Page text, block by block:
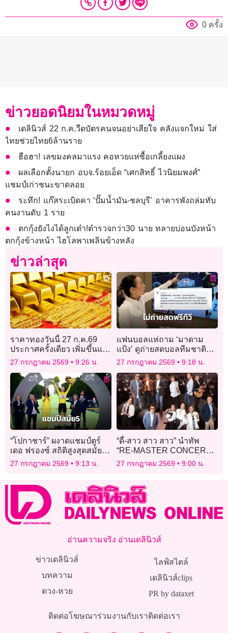
0 ครั้ง
ข่าวยอดนิยมในหมวดหมู่
เดลินิวส์ 22 ก.ค.วืดบัตรคนจนอย่าเสียใจ คลังแจกใหม่ ใส่
ไทยช่วยไทย6ล้านราย
ฮือฮา! เลขมงคลมาแรง คอหวยแห่ซื้อเกลี้ยงแผง
ผลเลือกตั้งนายก อบจ.ร้อยเอ็ด “เศกสิทธิ์ ไวนิยมพงศ์”
แชมป์เก่าชนะขาดลอย
ระทึก! แก๊สระเบิดคา ‘ปั๊มน้ำมัน-ชลบุรี’ อาคารพังถล่มทับ
คนงานดับ 1 ราย
ตกกุ้งยังไงได้ลูกเต๋า!ตำรวจกว่า30 นาย ทลายบ่อนบังหน้า
ตกกุ้งข้างหน้า ไฮโลพาเพลินข้างหลัง
ข่าวล่าสุด
ราคาทองวันนี้ 27 ก.ค.69
ประกาศครั้งเดียว เพิ่มขึ้นแรง
350 บาท
27 กรกฎาคม 2569 9:26 น.
แฟนบอลแห่ถาม ‘มาดาม
แป้ง’ ดูถ่ายสดบอลทีมชาติ
ไทยต้องเสียเงิน ก่อน ‘นายก
หญิง’ มาตอบ
27 กรกฎาคม 2569 9:18 น.
“โปกาชาร์” ผงาดแชมป์ตูร์
เดอ ฟรองซ์ สถิติสูงสุดสมัยที่
5
27 กรกฎาคม 2569 9:13 น.
“ดี้-สาว สาว สาว” นำทัพ
“RE-MASTER CONCERT”
คอนเสิร์ตเพลงรัก ปีลึกที่
แฟนๆคิดถึง
27 กรกฎาคม 2569 9:00 น.
อ่านความจริง อ่านเดลินิวส์
ข่าวเดลินิวส์
บทความ
ดวง-หวย
ไลฟ์สไตล์
เดลินิวส์clips
PR by dataxet
ติดต่อโฆษณาร่วมงานกับเราติดต่อเรา